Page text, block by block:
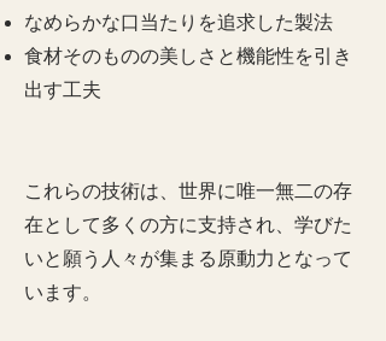
なめらかな口当たりを追求した製法
食材そのものの美しさと機能性を引き
出す工夫
これらの技術は、世界に唯一無二の存
在として多くの方に支持され、学びた
いと願う人々が集まる原動力となって
います。